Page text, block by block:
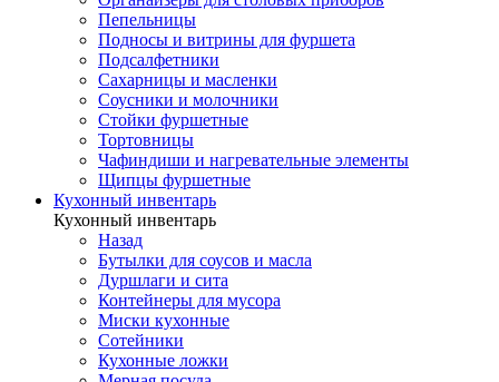
Пепельницы
Подносы и витрины для фуршета
Подсалфетники
Сахарницы и масленки
Соусники и молочники
Стойки фуршетные
Тортовницы
Чафиндиши и нагревательные элементы
Щипцы фуршетные
Кухонный инвентарь
Кухонный инвентарь
Назад
Бутылки для соусов и масла
Дуршлаги и сита
Контейнеры для мусора
Миски кухонные
Сотейники
Кухонные ложки